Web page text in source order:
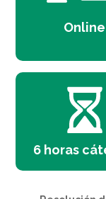
Online
6 horas